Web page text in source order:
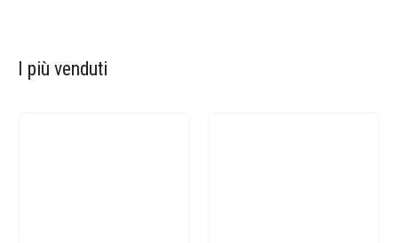
I più venduti